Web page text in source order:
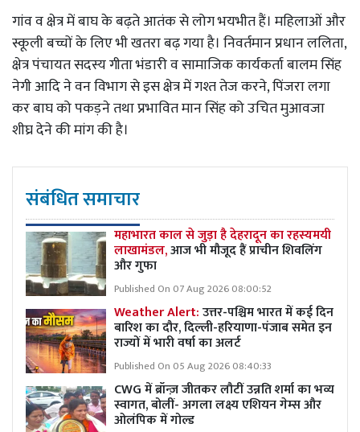
गांव व क्षेत्र में बाघ के बढ़ते आतंक से लोग भयभीत हैं। महिलाओं और
स्कूली बच्चों के लिए भी खतरा बढ़ गया है। निवर्तमान प्रधान ललिता,
क्षेत्र पंचायत सदस्य गीता भंडारी व सामाजिक कार्यकर्ता बालम सिंह
नेगी आदि ने वन विभाग से इस क्षेत्र में गश्त तेज करने, पिंजरा लगा
कर बाघ को पकड़ने तथा प्रभावित मान सिंह को उचित मुआवजा
शीघ्र देने की मांग की है।
संबंधित समाचार
महाभारत काल से जुड़ा है देहरादून का रहस्यमयी
लाखामंडल,आज भी मौजूद हैं प्राचीन शिवलिंग
और गुफा
Published On 07 Aug 2026 08:00:52
Weather Alert:उत्तर-पश्चिम भारत में कई दिन
बारिश का दौर, दिल्ली-हरियाणा-पंजाब समेत इन
राज्यों में भारी वर्षा का अलर्ट
Published On 05 Aug 2026 08:40:33
CWG में ब्रॉन्ज़ जीतकर लौटीं उन्नति शर्मा का भव्य
स्वागत, बोलीं- अगला लक्ष्य एशियन गेम्स और
ओलंपिक में गोल्ड